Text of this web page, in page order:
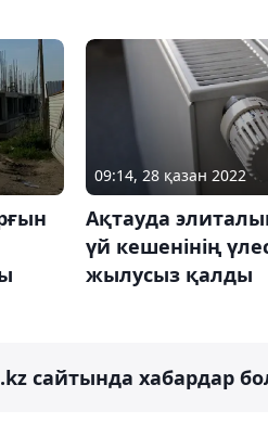
09:14, 28 қазан 2022
Ақтауда
үй кешенінің
жылусыз қалды
сайтында хабардар